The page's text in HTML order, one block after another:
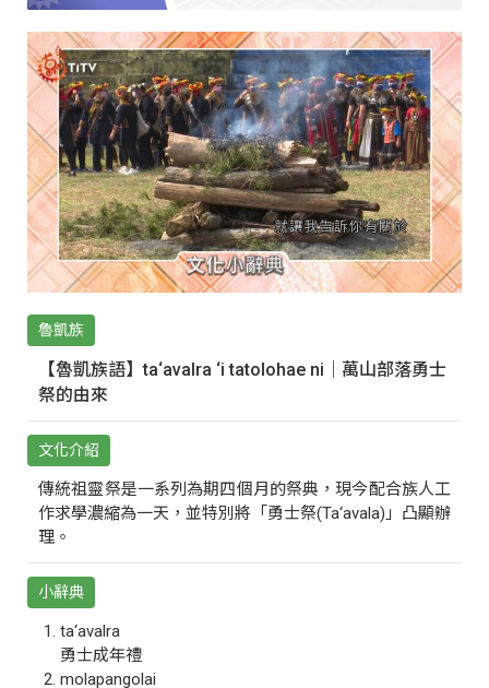
魯凱族
【魯凱族語】ta‘avalra ‘i tatolohae ni｜萬山部落勇士
祭的由來
文化介紹
傳統祖靈祭是一系列為期四個月的祭典，現今配合族人工
作求學濃縮為一天，並特別將「勇士祭(Ta‘avala)」凸顯辦
理。
小辭典
ta‘avalra
勇士成年禮
molapangolai